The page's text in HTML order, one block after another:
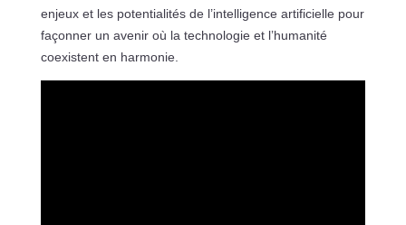
enjeux et les potentialités de l’intelligence artificielle pour
façonner un avenir où la technologie et l’humanité
coexistent en harmonie.